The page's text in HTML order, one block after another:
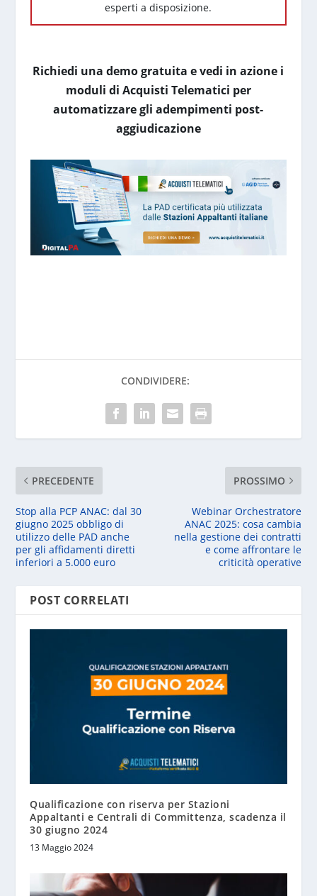
esperti a disposizione.
Richiedi una demo gratuita e vedi in azione i
moduli di Acquisti Telematici per
automatizzare gli adempimenti post-
aggiudicazione
CONDIVIDERE:
PRECEDENTE
Stop alla PCP ANAC: dal 30
giugno 2025 obbligo di
utilizzo delle PAD anche
per gli affidamenti diretti
inferiori a 5.000 euro
PROSSIMO
Webinar Orchestratore
ANAC 2025: cosa cambia
nella gestione dei contratti
e come affrontare le
criticità operative
POST CORRELATI
Qualificazione con riserva per Stazioni
Appaltanti e Centrali di Committenza, scadenza il
30 giugno 2024
13 Maggio 2024